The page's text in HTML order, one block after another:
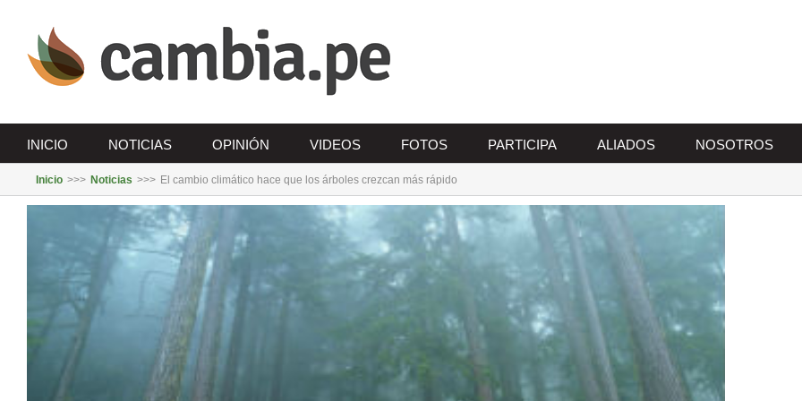
contenido
INICIO NOTICIAS OPINIÓN VIDEOS FOTOS PARTICIPA ALIADOS NOSOTROS
Inicio >>> Noticias >>> El cambio climático hace que los árboles crezcan más rápido